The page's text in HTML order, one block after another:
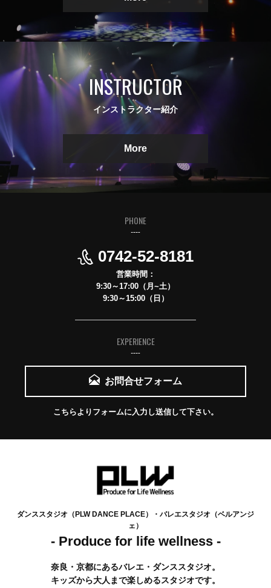
INSTRUCTOR
インストラクター紹介
More
PHONE
0742-52-8181
営業時間：
9:30～17:00（月~土）
9:30～15:00（日）
EXPERIENCE
お問合せフォーム
こちらよりフォームに入力し送信して下さい。
ダンススタジオ（PLW DANCE PLACE）・バレエスタジオ（ベルアンジ
ェ）
- Produce for life wellness -
奈良・京都にあるバレエ・ダンススタジオ。
キッズから大人まで楽しめるスタジオです。